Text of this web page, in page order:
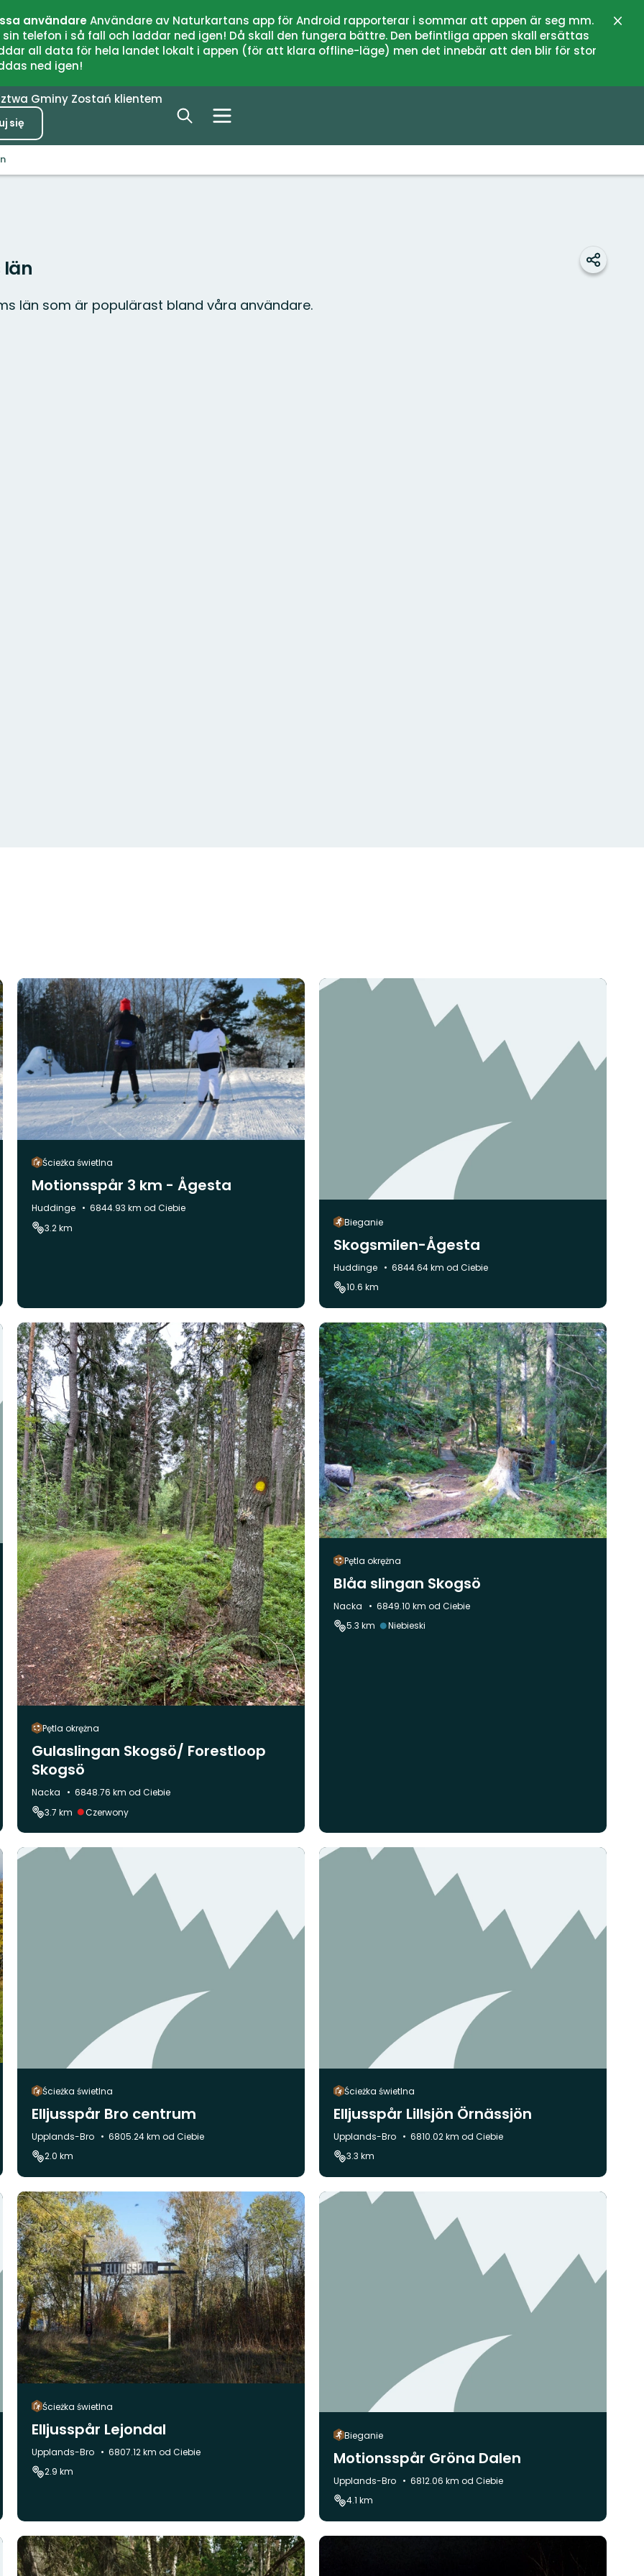
användareAnvändare av Naturkartans app för Android rapporterar i sommar att appen är seg mm.
telefon i så fall och laddar ned igen! Då skall den fungera bättre. Den befintliga appen skall ersättas
all data för hela landet lokalt i appen (för att klara offline-läge) men det innebär att den blir för stor
ned igen!
Gminy Zostań klientem
się
län
län som är populärast bland våra användare.
Ścieżka świetlna
Motionsspår 3 km - Ågesta
Gmina:
Huddinge
6844.93 km od Ciebie
3.2 km
Bieganie
Skogsmilen-Ågesta
Gmina:
Huddinge
6844.64 km od Ciebie
10.6 km
Pętla okrężna
Gulaslingan Skogsö/ Forestloop
Skogsö
Gmina:
Nacka
6848.76 km od Ciebie
3.7 km
Trudność:
Czerwony
Pętla okrężna
Blåa slingan Skogsö
Gmina:
Nacka
6849.10 km od Ciebie
5.3 km
Trudność:
Niebieski
Ścieżka świetlna
Elljusspår Bro centrum
Gmina:
Upplands-Bro
6805.24 km od Ciebie
2.0 km
Ścieżka świetlna
Elljusspår Lillsjön Örnässjön
Gmina:
Upplands-Bro
6810.02 km od Ciebie
3.3 km
Ścieżka świetlna
Elljusspår Lejondal
Gmina:
Upplands-Bro
6807.12 km od Ciebie
2.9 km
Bieganie
Motionsspår Gröna Dalen
Gmina:
Upplands-Bro
6812.06 km od Ciebie
4.1 km